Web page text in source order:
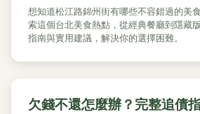
想知道松江路錦州街有哪些不容錯過的美
索這個台北美食熱點，從經典餐廳到隱藏
指南與實用建議，解決你的選擇困難。
欠錢不還怎麼辦？完整追債